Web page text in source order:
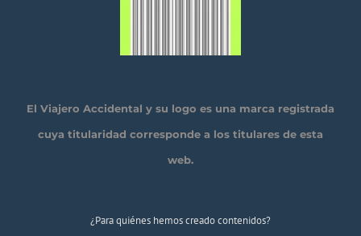
El Viajero Accidental y su logo es una marca registrada
cuya titularidad corresponde a los titulares de esta
web.
¿Para quiénes hemos creado contenidos?